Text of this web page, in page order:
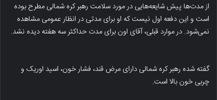
از مدت‌ها پیش شایعه‌هایی در مورد سلامت رهبر کره شمالی مطرح بوده
است و این دفعه اول نیست که او برای مدتی در انظار عمومی مشاهده
نمی‌شود. در موارد قبلی، آقای اون برای مدت حداکثر سه هفته دیده نشد.
گفته شده رهبر کره شمالی دارای مرض قند، فشار خون، اسید اوریک و
چربی خون بالا است.